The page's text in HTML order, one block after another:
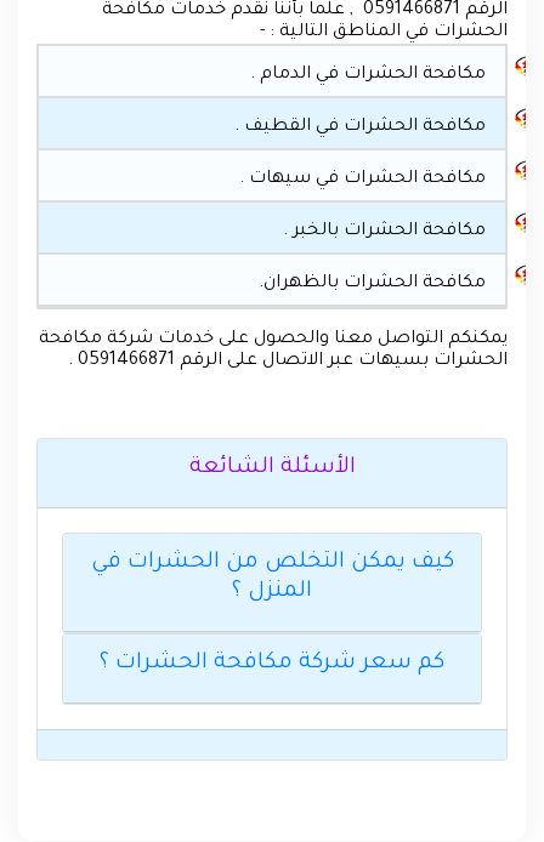
الرقم 0591466871 , علما بأننا نقدم خدمات مكافحة
الحشرات في المناطق التالية : -
مكافحة الحشرات في الدمام .
مكافحة الحشرات في القطيف .
مكافحة الحشرات في سيهات .
مكافحة الحشرات بالخبر .
مكافحة الحشرات بالظهران.
يمكنكم التواصل معنا والحصول على خدمات شركة مكافحة
الحشرات بسيهات عبر الاتصال على الرقم 0591466871 .
الأسئلة الشائعة
كيف يمكن التخلص من الحشرات في
المنزل ؟
كم سعر شركة مكافحة الحشرات ؟